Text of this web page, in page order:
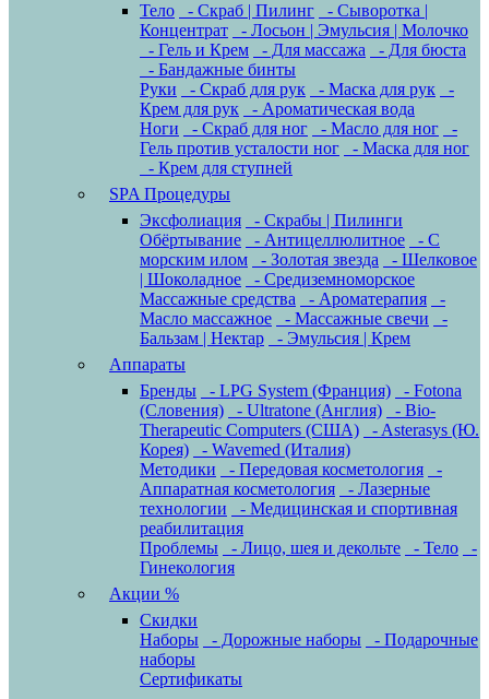
Тело
- Скраб | Пилинг
- Сыворотка |
Концентрат
- Лосьон | Эмульсия | Молочко
- Гель и Крем
- Для массажа
- Для бюста
- Бандажные бинты
Руки
- Скраб для рук - Маска для рук
-
Крем для рук
- Ароматическая вода
Ноги
- Скраб для ног - Масло для ног
-
Гель против усталости ног
- Маска для ног
- Крем для ступней
SPA Процедуры
Эксфолиация
- Скрабы | Пилинги
Обёртывание
- Антицеллюлитное
- С
морским илом
- Золотая звезда
- Шелковое
| Шоколадное
- Средиземноморское
Массажные средства
- Ароматерапия
-
Масло массажное
- Массажные свечи
-
Бальзам | Нектар
- Эмульсия | Крем
Аппараты
Бренды
- LPG System (Франция)
- Fotona
(Словения)
- Ultratone (Англия)
- Bio-
Therapeutic Computers (США)
- Asterasys (Ю.
Корея)
- Wavemed (Италия)
Методики
- Передовая косметология
-
Аппаратная косметология
- Лазерные
технологии
- Медицинская и спортивная
реабилитация
Проблемы
- Лицо, шея и декольте - Тело
-
Гинекология
Акции %
Скидки
Наборы
- Дорожные наборы
- Подарочные
наборы
Сертификаты